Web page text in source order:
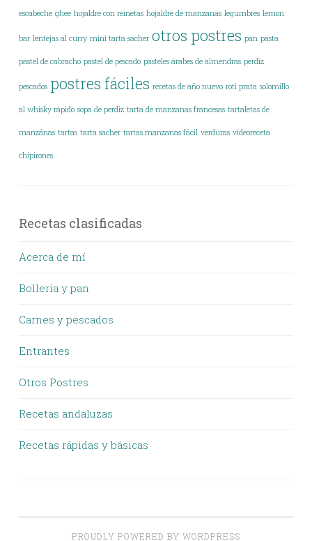
escabeche ghee hojaldre con reinetas hojaldre de manzanas legumbres lemon
bar lentejas al curry mini tarta sacher otros postres pan pasta
pastel de cabracho pastel de pescado pasteles árabes de almendras perdiz
pescados postres fáciles recetas de año nuevo roti prata solomillo
al whisky rápido sopa de perdiz tarta de manzanas francesas tartaletas de
manzánas tartas tarta sacher tartas manzanas fácil verduras vídeoreceta
chipirones
Recetas clasificadas
Acerca de mí
Bollería y pan
Carnes y pescados
Entrantes
Otros Postres
Recetas andaluzas
Recetas rápidas y básicas
PROUDLY POWERED BY WORDPRESS